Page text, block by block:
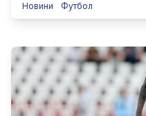
Новини Футбол